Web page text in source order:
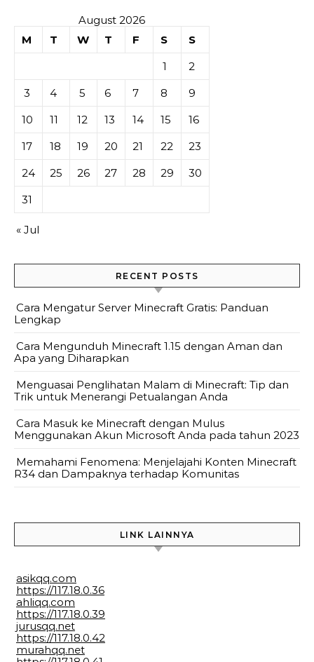
August 2026
M
T W T F S
S
1
2
3
4 5 6 7 8
9
10
11 12 13 14 15
16
17
18 19 20 21 22
23
24
25 26 27 28 29
30
31
« Jul
RECENT POSTS
Cara Mengatur Server Minecraft Gratis: Panduan
Lengkap
Cara Mengunduh Minecraft 1.15 dengan Aman dan
Apa yang Diharapkan
Menguasai Penglihatan Malam di Minecraft: Tip dan
Trik untuk Menerangi Petualangan Anda
Cara Masuk ke Minecraft dengan Mulus
Menggunakan Akun Microsoft Anda pada tahun 2023
Memahami Fenomena: Menjelajahi Konten Minecraft
R34 dan Dampaknya terhadap Komunitas
LINK LAINNYA
asikqq.com
https://117.18.0.36
ahliqq.com
https://117.18.0.39
jurusqq.net
https://117.18.0.42
murahqq.net